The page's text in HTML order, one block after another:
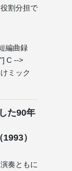
割分担で
編曲録
C -->
ミック
た90年
）
奏ともに